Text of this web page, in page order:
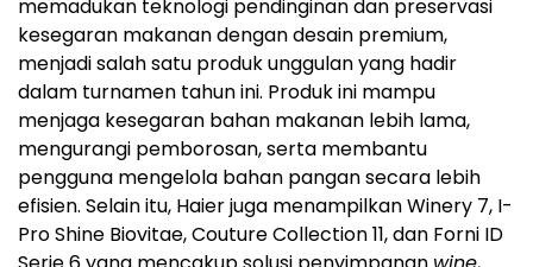
memadukan teknologi pendinginan dan preservasi
kesegaran makanan dengan desain premium,
menjadi salah satu produk unggulan yang hadir
dalam turnamen tahun ini. Produk ini mampu
menjaga kesegaran bahan makanan lebih lama,
mengurangi pemborosan, serta membantu
pengguna mengelola bahan pangan secara lebih
efisien. Selain itu, Haier juga menampilkan Winery 7, I-
Pro Shine Biovitae, Couture Collection 11, dan Forni ID